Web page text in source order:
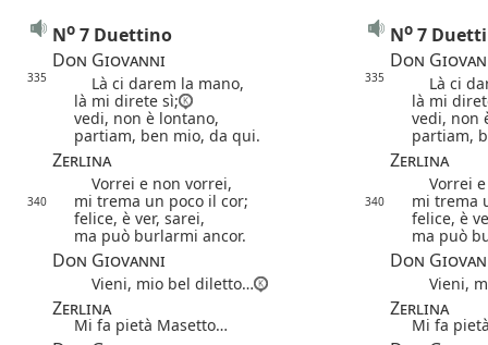
No 7 Duettino No 7
Don Giovanni
Don
335 Là ci darem la mano, 335
Là ci
là mi direte sì;
là mi
vedi, non è lontano,
vedi, non
partiam, ben mio, da qui.
partiam,
Zerlina Zerlina
Vorrei e non vorrei, Vorrei e
340 mi trema un poco il cor; 340
mi trema
felice, è ver, sarei,
felice, è
ma può burlarmi ancor.
ma può
Don Giovanni Don
Vieni, mio bel diletto… Vieni,
Zerlina Zerlina
Mi fa pietà Masetto… Mi fa